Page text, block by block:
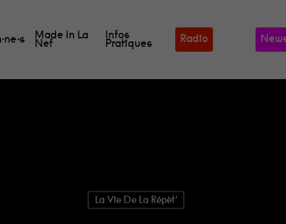
Made In La
Nef
Infos
Pratiques Radio
La Vie De La Répèt'